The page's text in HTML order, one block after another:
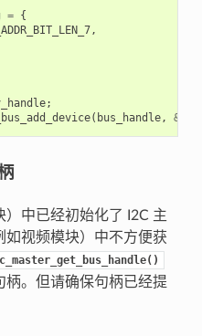
= {
,
;
( bus_handle, &
中已经初始化了 I2C 主
视频模块）中不方便获
柄。但请确保句柄已经提